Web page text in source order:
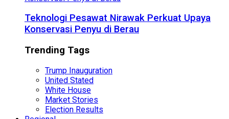
Teknologi Pesawat Nirawak Perkuat Upaya
Konservasi Penyu di Berau
Trending Tags
Trump Inauguration
United Stated
White House
Market Stories
Election Results